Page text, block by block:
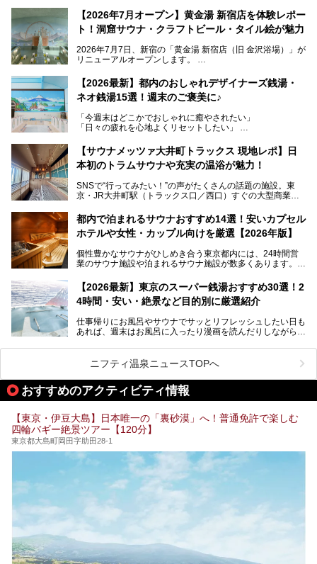
【2026年7月オープン】黄金湯 新宿店を体験レポー
ト！洞窟サウナ・クラフトビール・タイル絵が魅力
2026年7月7日、新宿の「黄金湯 新宿店（旧 金沢浴場）」が
リニューアルオープンします。
レトロでノスタルジックなタイル絵はそのまま、昔からここ
を知る地元の人にも、新しく足を運んでくれる人にも愛され
る、今の時代の"銭湯"として生まれ変わりました。洞窟のよ
ビアバーなど、新しく登場したスポットも併せて紹介しま
す。充実した設備があるのに、基本の入浴料が銭湯価格の5
【2026最新】都内のおしゃれデザイナーズ銭湯・
ネオ銭湯15選！週末のご褒美に♪
「今週末はどこかでおしゃれに癒やされたい」
「日々の疲れを心地よくリセットしたい」
となっている新しいスタイルの銭湯です。
最近、SNSやメディアで「デザイナーズ銭湯」や「ネオ銭
本記事では、そもそもこれらがどんな銭湯なのか、その気に
いおしゃれな名店15選を、おすすめの順番で一挙にご紹介
します。
【サウナメッツァ大井町トラックス 現地レポ】日
本初のトラムサウナや充実の温浴が魅力！
SNSで“行ってみたい！”の声がたくさんの話題の施設。東
京・JR大井町駅（トラックス口／西口）すぐの大型商業施
ツァ大井町トラックス」がニューオープン。施設の様子をレ
ポ―トします。
都内で泊まれるサウナおすすめ14選！安いカプセル
ホテルや女性・カップル向けを厳選【2026年版】
個性豊かなサウナがひしめき合う東京都内には、24時間営
業のサウナ施設や泊まれるサウナ施設が数多くあります。
を旅の目的とする「サ旅」や自分へのご褒美のための宿泊な
ど、自分の好きなタイミングで好きなだけサ活ができるのが
魅力です。
最近では、男性専用施設だけでなく、カップルや女性に嬉し
い個室サウナも増えてきました。
ら、特におすすめしたい施設14選をご紹介します。
してみてください。
【2026最新】東京のスーパー銭湯おすすめ30選！2
4時間・安い・絶景など目的別に厳選紹介
仕事帰りにお風呂やサウナでサッとリフレッシュしたい日も
あれば、週末はお風呂に入ったり漫画を読んだりしながら一
また、終電を逃してしまい、「このまま朝までゆっくりでき
る場所があれば」と探した経験がある人も多いのではないで
しょうか。
そこで本記事では、東京でおすすめのスーパー銭湯を、目的
24時間営業で宿泊できる施設や、1,000円以下で楽しめる安
い施設、デートや休日レジャーにもぴったりなエンタメ要素
が充実した施設など、利用のシーンに合わせて参考にしてく
ださい。
ニフティ温泉ニュースTOPへ
おすすめのアクティビティ情報
【東京・伊豆大島】日本唯一の「裏砂漠」へ！普通免許で楽しむ
四輪バギー絶景ツアー【120分】
東京都大島町岡田字助田28-1